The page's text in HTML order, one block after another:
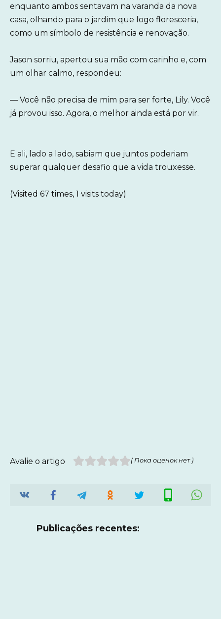
enquanto ambos sentavam na varanda da nova
casa, olhando para o jardim que logo floresceria,
como um símbolo de resistência e renovação.
Jason sorriu, apertou sua mão com carinho e, com
um olhar calmo, respondeu:
— Você não precisa de mim para ser forte, Lily. Você
já provou isso. Agora, o melhor ainda está por vir.
E ali, lado a lado, sabiam que juntos poderiam
superar qualquer desafio que a vida trouxesse.
(Visited 67 times, 1 visits today)
Avalie o artigo ( Пока оценок нет )
Publicações recentes: